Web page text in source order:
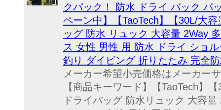
クパック！ 防水 ドライ バック パ
ペーン中】【TaoTech】【30L/大
ッグ 防水 リュック 大容量 2Way
ス 女性 男性 用 防水 ドライ ショ
釣り ダイビング 折りたたみ 完全
メーカー希望小売価格はメーカー
【商品キーワード】【TaoTech】
ドライバッグ 防水リュック 大容